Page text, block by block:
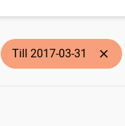
Till 2017-03-31